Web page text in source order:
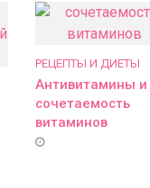
РЕЦЕПТЫ И ДИЕТЫ
Антивитамины и
сочетаемость
витаминов